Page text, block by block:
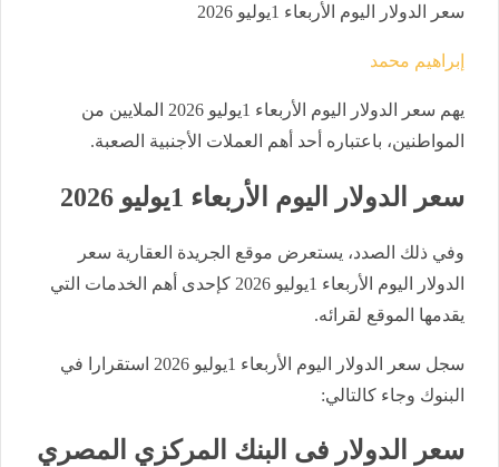
سعر الدولار اليوم الأربعاء 1يوليو 2026
إبراهيم محمد
يهم سعر الدولار اليوم الأربعاء 1يوليو 2026 الملايين من
المواطنين، باعتباره أحد أهم العملات الأجنبية الصعبة.
سعر الدولار اليوم الأربعاء 1يوليو 2026
وفي ذلك الصدد، يستعرض موقع الجريدة العقارية سعر
الدولار اليوم الأربعاء 1يوليو 2026 كإحدى أهم الخدمات التي
يقدمها الموقع لقرائه.
سجل سعر الدولار اليوم الأربعاء 1يوليو 2026 استقرارا في
البنوك وجاء كالتالي:
سعر الدولار فى البنك المركزي المصري